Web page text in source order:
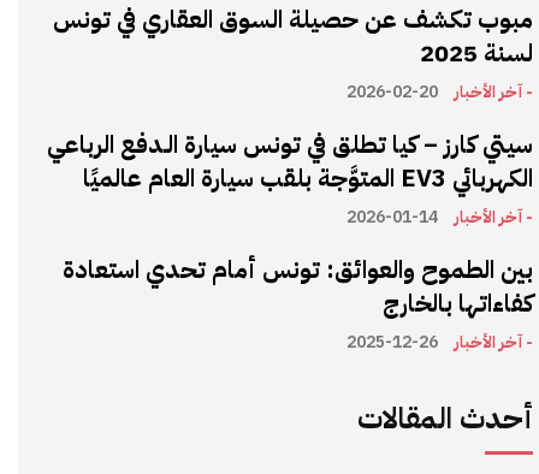
مبوب تكشف عن حصيلة السوق العقاري في تونس
لسنة 2025
- آخر الأخبار 2026-02-20
سيتي كارز – كيا تطلق في تونس سيارة الـدفع الرباعي
الكهربائي EV3 المتوَّجة بلقب سيارة العام عالميًا
- آخر الأخبار 2026-01-14
بين الطموح والعوائق: تونس أمام تحدي استعادة
كفاءاتها بالخارج
- آخر الأخبار 2025-12-26
أحدث المقالات